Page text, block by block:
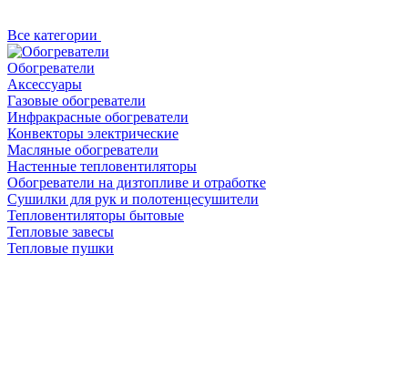
Все категории
Обогреватели
Аксессуары
Газовые обогреватели
Инфракрасные обогреватели
Конвекторы электрические
Масляные обогреватели
Настенные тепловентиляторы
Обогреватели на дизтопливе и отработке
Сушилки для рук и полотенцесушители
Тепловентиляторы бытовые
Тепловые завесы
Тепловые пушки